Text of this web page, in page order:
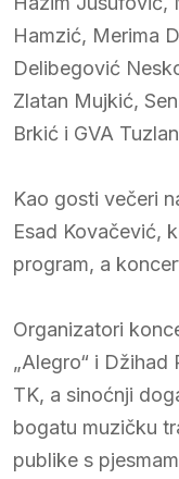
Hamzić, Merima
Delibegović
Zlatan Mujkić,
Brkić i GVA
Kao gosti večeri
Esad Kovačević,
program, a
Organizatori
„Alegro“ i Džihad
TK, a sinoćnji
bogatu muzičku
publike s